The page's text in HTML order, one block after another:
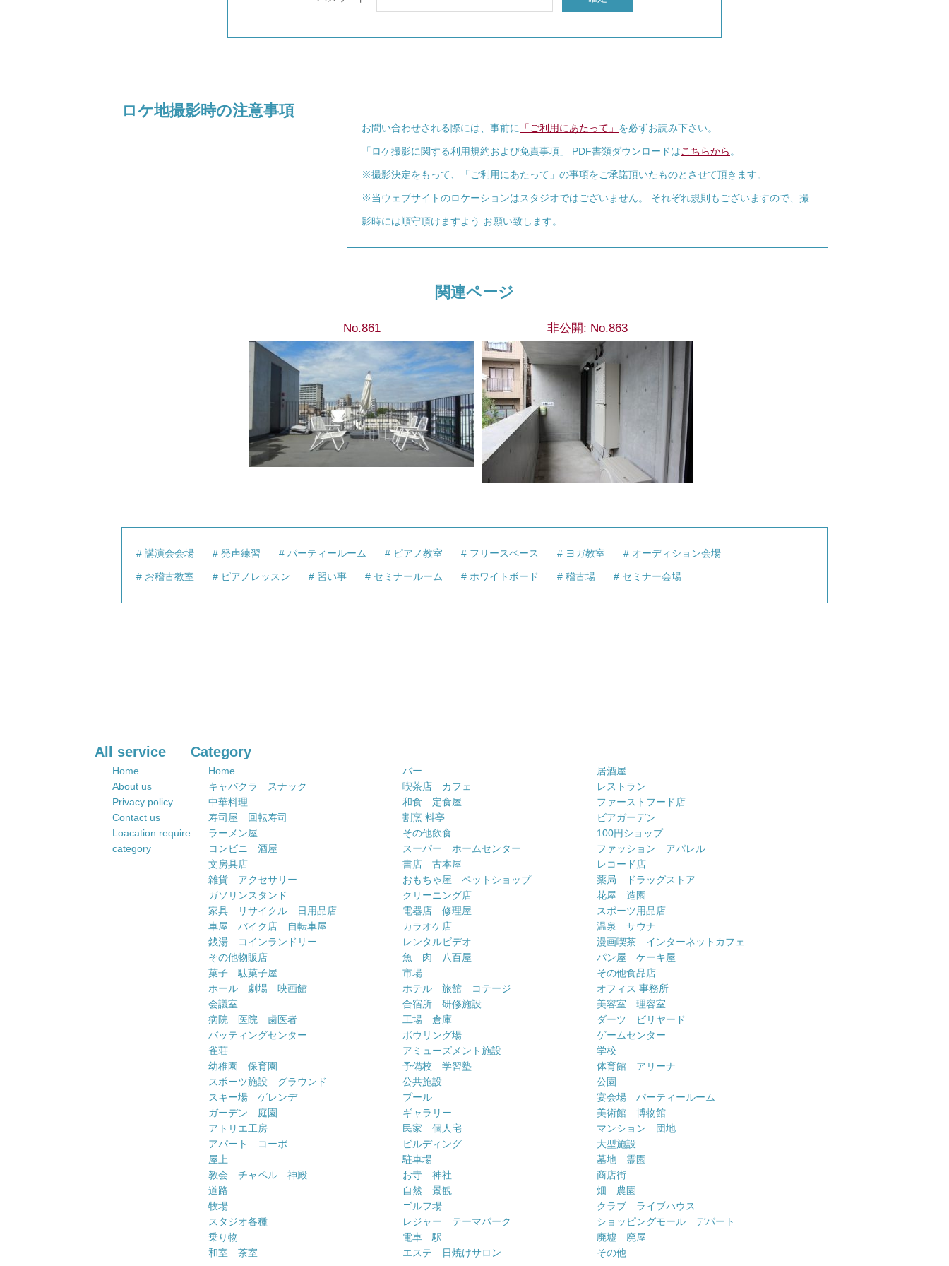
ロケ地撮影時の注意事項
お問い合わせされる際には、事前に 「ご利用にあたって」 を必ずお読み下さい。
「ロケ撮影に関する利用規約および免責事項」 PDF書類ダウンロードはこちらから 。
※撮影決定をもって、「ご利用にあたって」の事項をご承諾頂いたものとさせて頂きます。
※当ウェブサイトのロケーションはスタジオではございません。 それぞれ規則もございますので、撮
影時には順守頂けますよう お願い致します。
関連ページ
No.861 非公開: No.863
講演会会場 発声練習 パーティールーム ピアノ教室 フリースペース ヨガ教室 オーディション会場
お稽古教室 ピアノレッスン 習い事 セミナールーム ホワイトボード 稽古場 セミナー会場
All service
Home
About us
Privacy policy
Contact us
Loacation require
category
Category
Home バー
居酒屋
キャバクラ スナック
喫茶店 カフェ
レストラン
中華料理
和食 定食屋
ファーストフード店
寿司屋 回転寿司
割烹 料亭
ビアガーデン
ラーメン屋
その他飲食
100円ショップ
コンビニ 酒屋
スーパー ホームセンター
ファッション アパレル
文房具店
書店 古本屋
レコード店
雑貨 アクセサリー
おもちゃ屋 ペットショップ
薬局 ドラッグストア
ガソリンスタンド
クリーニング店
花屋 造園
家具 リサイクル 日用品店
電器店 修理屋
スポーツ用品店
車屋 バイク店 自転車屋
カラオケ店
温泉 サウナ
銭湯 コインランドリー
レンタルビデオ
漫画喫茶 インターネットカフェ
その他物販店
魚 肉 八百屋
パン屋 ケーキ屋
菓子 駄菓子屋
市場
その他食品店
ホール 劇場 映画館
ホテル 旅館 コテージ
オフィス 事務所
会議室
合宿所 研修施設
美容室 理容室
病院 医院 歯医者
工場 倉庫
ダーツ ビリヤード
バッティングセンター
ボウリング場
ゲームセンター
雀荘
アミューズメント施設
学校
幼稚園 保育園
予備校 学習塾
体育館 アリーナ
スポーツ施設 グラウンド
公共施設
公園
スキー場 ゲレンデ
プール
宴会場 パーティールーム
ガーデン 庭園
ギャラリー
美術館 博物館
アトリエ工房
民家 個人宅
マンション 団地
アパート コーポ
ビルディング
大型施設
屋上
駐車場
墓地 霊園
教会 チャペル 神殿
お寺 神社
商店街
道路
自然 景観
畑 農園
牧場
ゴルフ場
クラブ ライブハウス
スタジオ各種
レジャー テーマパーク
ショッピングモール デパート
乗り物
電車 駅
廃墟 廃屋
和室 茶室
エステ 日焼けサロン その他